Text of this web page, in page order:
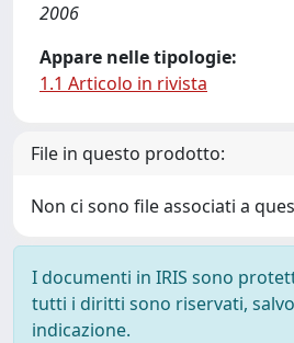
2006
Appare nelle tipologie:
1.1 Articolo in rivista
File in questo prodotto:
Non ci sono file associati a
I documenti in IRIS sono
tutti i diritti sono riservati,
indicazione.